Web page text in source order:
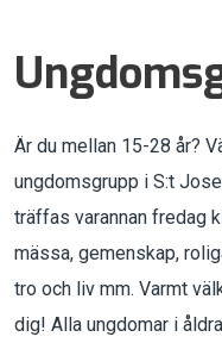
Är du mellan 15-28 år?
ungdomsgrupp i S:t
träffas varannan fredag
mässa, gemenskap,
tro och liv mm. Varmt
dig! Alla ungdomar i